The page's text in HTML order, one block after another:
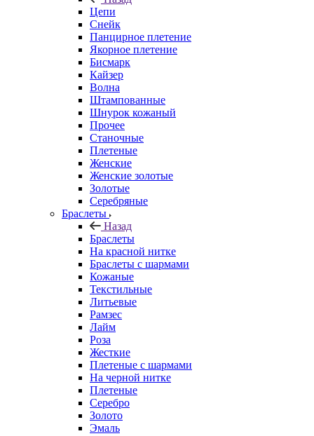
Цепи
Снейк
Панцирное плетение
Якорное плетение
Бисмарк
Кайзер
Волна
Штампованные
Шнурок кожаный
Прочее
Станочные
Плетеные
Женские
Женские золотые
Золотые
Серебряные
Браслеты
Назад
Браслеты
На красной нитке
Браслеты с шармами
Кожаные
Текстильные
Литьевые
Рамзес
Лайм
Роза
Жесткие
Плетеные с шармами
На черной нитке
Плетеные
Серебро
Золото
Эмаль